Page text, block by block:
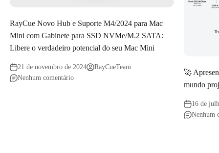
RayCue Novo Hub e Suporte M4/2024 para Mac
Mini com Gabinete para SSD NVMe/M.2 SATA:
Libere o verdadeiro potencial do seu Mac Mini
21 de novembro de 2024
RayCueTeam
Nenhum comentário
🚀
mundo
16 de
Nenhum